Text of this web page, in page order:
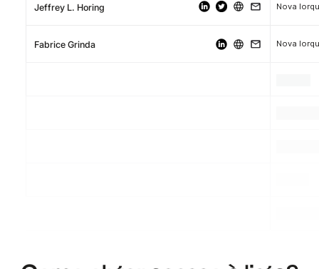
Jeffrey L. Horing Nova
Fabrice Grinda Nova